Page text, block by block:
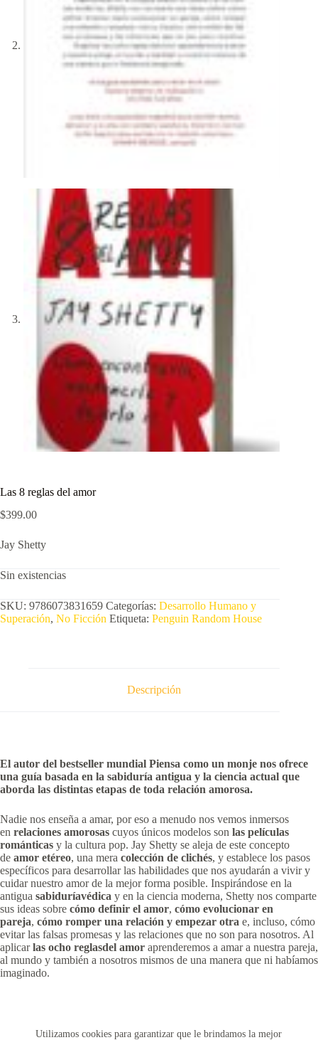
Utilizamos cookies para garantizar que le brindamos la mejor
Las 8 reglas del amor
$399.00
Jay Shetty
Sin existencias
SKU: 9786073831659 Categorías: Desarrollo Humano y
Superación, No Ficción Etiqueta: Penguin Random House
Descripción
El autor del bestseller mundial Piensa como un monje nos ofrece
una guía basada en la sabiduría antigua y la ciencia actual que
aborda las distintas etapas de toda relación amorosa.
Nadie nos enseña a amar, por eso a menudo nos vemos inmersos
en relaciones amorosas cuyos únicos modelos son las películas
románticas y la cultura pop. Jay Shetty se aleja de este concepto
de amor etéreo, una mera colección de clichés, y establece los pasos
específicos para desarrollar las habilidades que nos ayudarán a vivir y
cuidar nuestro amor de la mejor forma posible. Inspirándose en la
antigua sabiduríavédica y en la ciencia moderna, Shetty nos comparte
sus ideas sobre cómo definir el amor, cómo evolucionar en
pareja, cómo romper una relación y empezar otra e, incluso, cómo
evitar las falsas promesas y las relaciones que no son para nosotros. Al
aplicarlas ocho reglasdel amor aprenderemos a amar a nuestra pareja,
al mundo y también a nosotros mismos de una manera que ni habíamos
imaginado.